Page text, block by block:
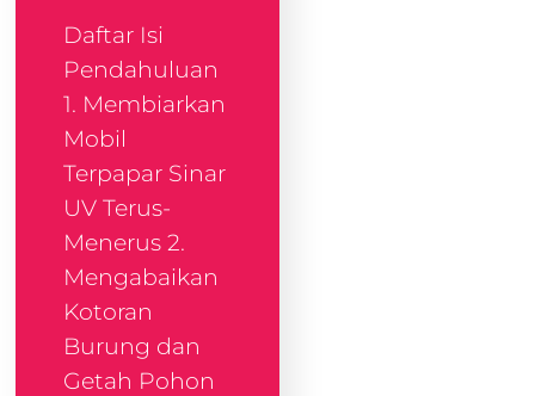
Daftar Isi
Pendahuluan
1. Membiarkan
Mobil
Terpapar Sinar
UV Terus-
Menerus 2.
Mengabaikan
Kotoran
Burung dan
Getah Pohon